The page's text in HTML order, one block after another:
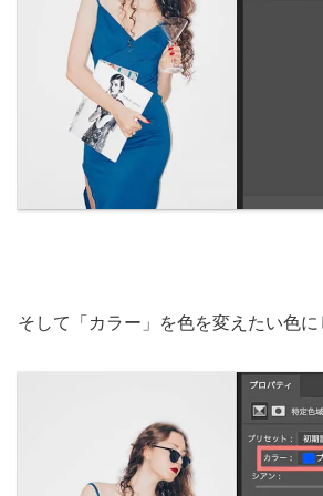
そして「カラー」を色を変えたい色に